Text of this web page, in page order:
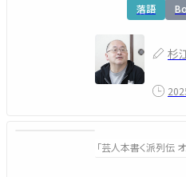
落語
杉
「芸人本書く派列伝